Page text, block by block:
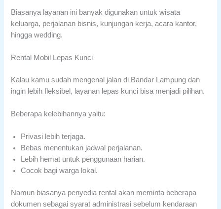
Biasanya layanan ini banyak digunakan untuk wisata
keluarga, perjalanan bisnis, kunjungan kerja, acara kantor,
hingga wedding.
Rental Mobil Lepas Kunci
Kalau kamu sudah mengenal jalan di Bandar Lampung dan
ingin lebih fleksibel, layanan lepas kunci bisa menjadi pilihan.
Beberapa kelebihannya yaitu:
Privasi lebih terjaga.
Bebas menentukan jadwal perjalanan.
Lebih hemat untuk penggunaan harian.
Cocok bagi warga lokal.
Namun biasanya penyedia rental akan meminta beberapa
dokumen sebagai syarat administrasi sebelum kendaraan